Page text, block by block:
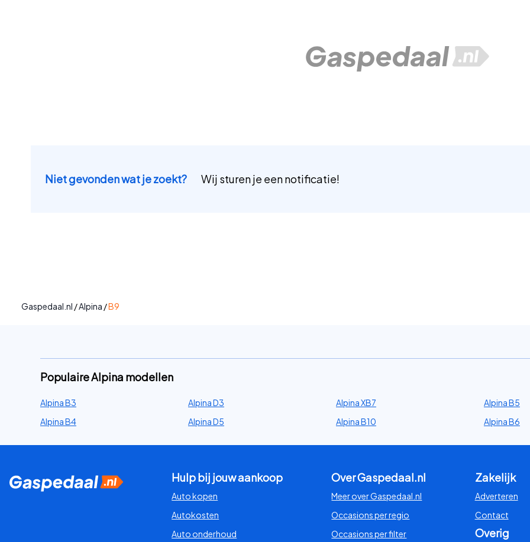
Niet gevonden wat je zoekt? Wij sturen je een notificatie!
Gaspedaal.nl /Alpina /B9
Populaire Alpina modellen
Alpina B3 Alpina D3 Alpina XB7
Alpina B5
Alpina B4
Alpina D5 Alpina B10 Alpina B6
Hulp bij jouw aankoop
Auto kopen
Autokosten
Auto onderhoud
Over Gaspedaal.nl
Meer over Gaspedaal.nl
Occasions per regio
Occasions per filter
Zakelijk
Adverteren
Contact
Overig